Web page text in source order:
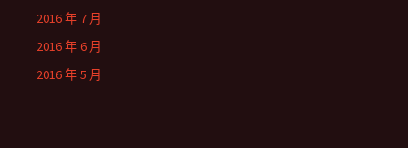
2016 年 7 月
2016 年 6 月
2016 年 5 月